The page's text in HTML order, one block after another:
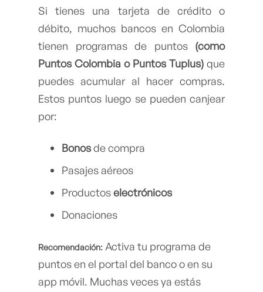
Si tienes una tarjeta de crédito o
débito, muchos bancos en Colombia
tienen programas de puntos (como
Puntos Colombia o Puntos Tuplus) que
puedes acumular al hacer compras.
Estos puntos luego se pueden canjear
por:
Bonosde compra
Pasajes aéreos
Productoselectrónicos
Donaciones
Recomendación: Activa tu programa de
puntos en el portal del banco o en su
app móvil. Muchas veces ya estás